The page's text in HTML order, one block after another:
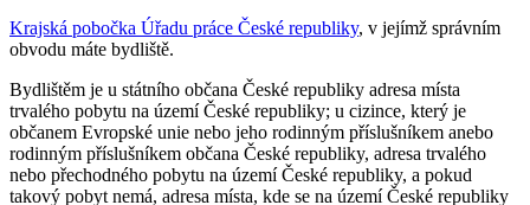
Krajská pobočka Úřadu práce České republiky, v jejímž správním
obvodu máte bydliště.
Bydlištěm je u státního občana České republiky adresa místa
trvalého pobytu na území České republiky; u cizince, který je
občanem Evropské unie nebo jeho rodinným příslušníkem anebo
rodinným příslušníkem občana České republiky, adresa trvalého
nebo přechodného pobytu na území České republiky, a pokud
takový pobyt nemá, adresa místa, kde se na území České republiky